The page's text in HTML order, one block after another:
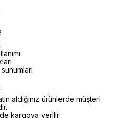
aldığınız ürünlerde müşteri
kargoya verilir.